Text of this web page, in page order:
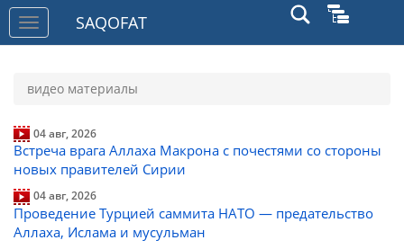
Toggle
navigation
SAQOFAT
видео материалы
04 авг, 2026
Встреча врага Аллаха Макрона с почестями со стороны
новых правителей Сирии
04 авг, 2026
Проведение Турцией саммита НАТО — предательство
Аллаха, Ислама и мусульман